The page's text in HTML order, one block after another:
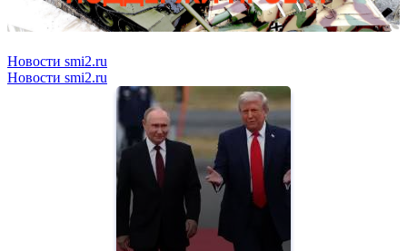
Новости smi2.ru
Новости smi2.ru